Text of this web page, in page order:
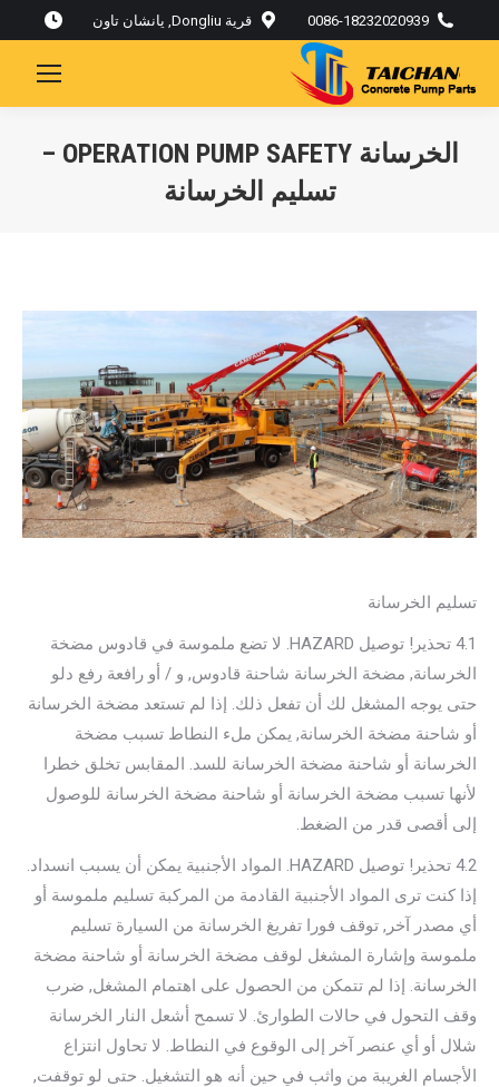
0086-18232020939 قرية Dongliu, يانشان تاون
الخرسانة OPERATION PUMP SAFETY –
تسليم الخرسانة
تسليم الخرسانة
4.1 تحذير! توصيل HAZARD. لا تضع ملموسة في قادوس مضخة
الخرسانة, مضخة الخرسانة شاحنة قادوس, و / أو رافعة رفع دلو
حتى يوجه المشغل لك أن تفعل ذلك. إذا لم تستعد مضخة الخرسانة
أو شاحنة مضخة الخرسانة, يمكن ملء النطاط تسبب مضخة
الخرسانة أو شاحنة مضخة الخرسانة للسد. المقابس تخلق خطرا
لأنها تسبب مضخة الخرسانة أو شاحنة مضخة الخرسانة للوصول
إلى أقصى قدر من الضغط.
4.2 تحذير! توصيل HAZARD. المواد الأجنبية يمكن أن يسبب انسداد.
إذا كنت ترى المواد الأجنبية القادمة من المركبة تسليم ملموسة أو
أي مصدر آخر, توقف فورا تفريغ الخرسانة من السيارة تسليم
ملموسة وإشارة المشغل لوقف مضخة الخرسانة أو شاحنة مضخة
الخرسانة. إذا لم تتمكن من الحصول على اهتمام المشغل, ضرب
وقف التحول في حالات الطوارئ. لا تسمح أشعل النار الخرسانة
شلال أو أي عنصر آخر إلى الوقوع في النطاط. لا تحاول انتزاع
الأجسام الغريبة من واثب في حين أنه هو التشغيل. حتى لو توقفت,